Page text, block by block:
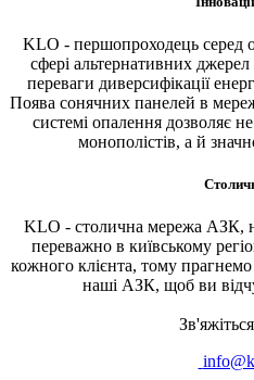
KLO - першопроходець серед
сфері альтернативних
переваги диверсифікації
Поява сонячних панелей в
системі опалення дозволяє
монополістів, а й
KLO - столична мережа АЗК,
переважно в київському
кожного клієнта, тому
наші АЗК, щоб ви